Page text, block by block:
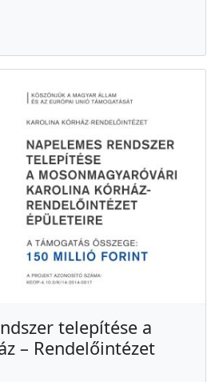
telepítése a
– Rendelőintézet